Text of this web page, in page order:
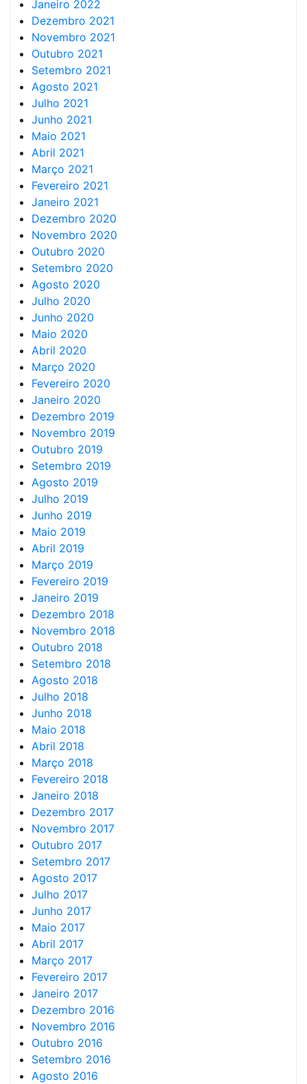
Janeiro 2022
Dezembro 2021
Novembro 2021
Outubro 2021
Setembro 2021
Agosto 2021
Julho 2021
Junho 2021
Maio 2021
Abril 2021
Março 2021
Fevereiro 2021
Janeiro 2021
Dezembro 2020
Novembro 2020
Outubro 2020
Setembro 2020
Agosto 2020
Julho 2020
Junho 2020
Maio 2020
Abril 2020
Março 2020
Fevereiro 2020
Janeiro 2020
Dezembro 2019
Novembro 2019
Outubro 2019
Setembro 2019
Agosto 2019
Julho 2019
Junho 2019
Maio 2019
Abril 2019
Março 2019
Fevereiro 2019
Janeiro 2019
Dezembro 2018
Novembro 2018
Outubro 2018
Setembro 2018
Agosto 2018
Julho 2018
Junho 2018
Maio 2018
Abril 2018
Março 2018
Fevereiro 2018
Janeiro 2018
Dezembro 2017
Novembro 2017
Outubro 2017
Setembro 2017
Agosto 2017
Julho 2017
Junho 2017
Maio 2017
Abril 2017
Março 2017
Fevereiro 2017
Janeiro 2017
Dezembro 2016
Novembro 2016
Outubro 2016
Setembro 2016
Agosto 2016